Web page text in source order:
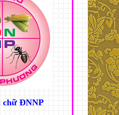
chữ ĐNNP